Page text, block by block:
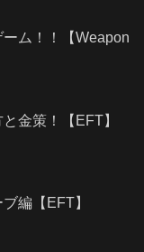
ム！！【Weapon
金策！【EFT】
編【EFT】